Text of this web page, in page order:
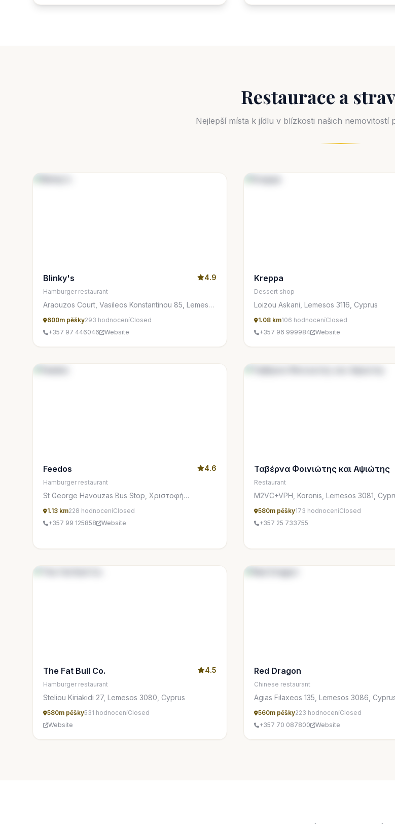
Restaurace a
Nejlepší místa k jídlu v blízkosti našich nemovitostí
Blinky's 4.9
Hamburger restaurant
Araouzos Court, Vasileos Konstantinou 85, Lemesos
600m pěšky293 hodnoceníClosed
+357 97 446046
Website
Kreppa
Dessert shop
Loizou Askani, Lemesos 3116, Cyprus
1.08 km106 hodnoceníClosed
+357 96 999984
Website
Feedos 4.6
Hamburger restaurant
St George Havouzas Bus Stop, Χριστοφή
1.13 km228 hodnoceníClosed
+357 99 125858
Website
Ταβέρνα Φοινιώτης και Αψιώτης
Restaurant
M2VC+VPH, Koronis, Lemesos 3081,
580m pěšky173 hodnoceníClosed
+357 25 733755
The Fat Bull Co. 4.5
Hamburger restaurant
Steliou Kiriakidi 27, Lemesos 3080, Cyprus
580m pěšky531 hodnoceníClosed
Website
Red Dragon
Chinese restaurant
Agias Filaxeos 135, Lemesos 3086,
560m pěšky223 hodnoceníClosed
+357 70 087800
Website